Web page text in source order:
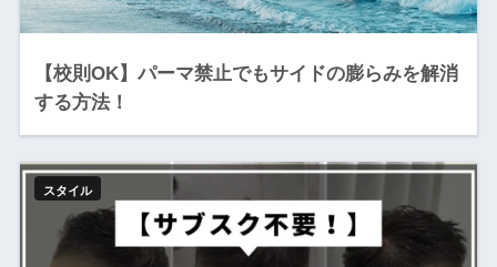
【校則OK】パーマ禁止でもサイドの膨らみを解消
する方法！
スタイル